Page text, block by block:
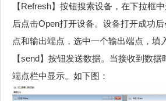
【Refresh】按钮搜索设备，在下拉框
后点击Open打开设备。设备打开成功
点和输出端点，选中一个输出端点，填
【send】按钮发送数据。当接收到数据
端点栏中显示。如下图：